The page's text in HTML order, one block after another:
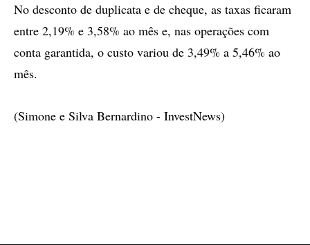
No desconto de duplicata e de cheque, as taxas ficaram
entre 2,19% e 3,58% ao mês e, nas operações com
conta garantida, o custo variou de 3,49% a 5,46% ao
mês.
(Simone e Silva Bernardino - InvestNews)